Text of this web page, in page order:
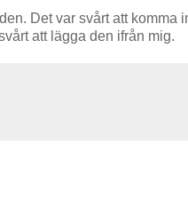
Det var svårt att komma
att lägga den ifrån mig.